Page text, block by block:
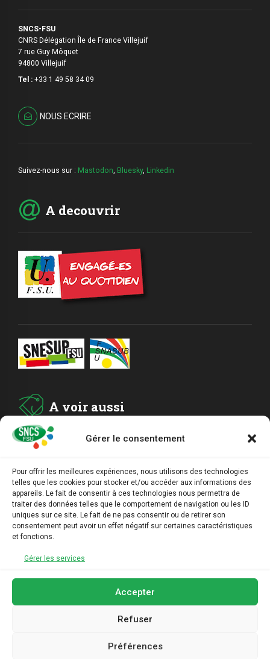
Gérer le consentement
Pour offrir les meilleures expériences, nous utilisons des technologies
telles que les cookies pour stocker et/ou accéder aux informations des
appareils. Le fait de consentir à ces technologies nous permettra de
traiter des données telles que le comportement de navigation ou les ID
uniques sur ce site. Le fait de ne pas consentir ou de retirer son
consentement peut avoir un effet négatif sur certaines caractéristiques
et fonctions.
Gérer les services
Accepter
Refuser
Préférences
SNCS-FSU
CNRS Délégation Île de France Villejuif
7 rue Guy Môquet
94800 Villejuif
Tel : +33 1 49 58 34 09
NOUS ECRIRE
Suivez-nous sur : Mastodon, Bluesky, Linkedin
A decouvrir
A voir aussi
ADHESION
ARCHIVES
AGENDA